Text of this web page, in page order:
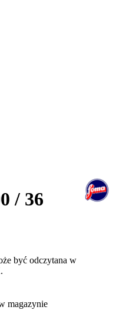
/ 36
być odczytana w
magazynie